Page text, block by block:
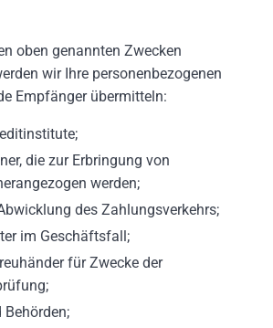
oben genannten Zwecken
wir Ihre personenbezogenen
Empfänger übermitteln:
die zur Erbringung von
werden;
des Zahlungsverkehrs;
im Geschäftsfall;
für Zwecke der
Behörden;